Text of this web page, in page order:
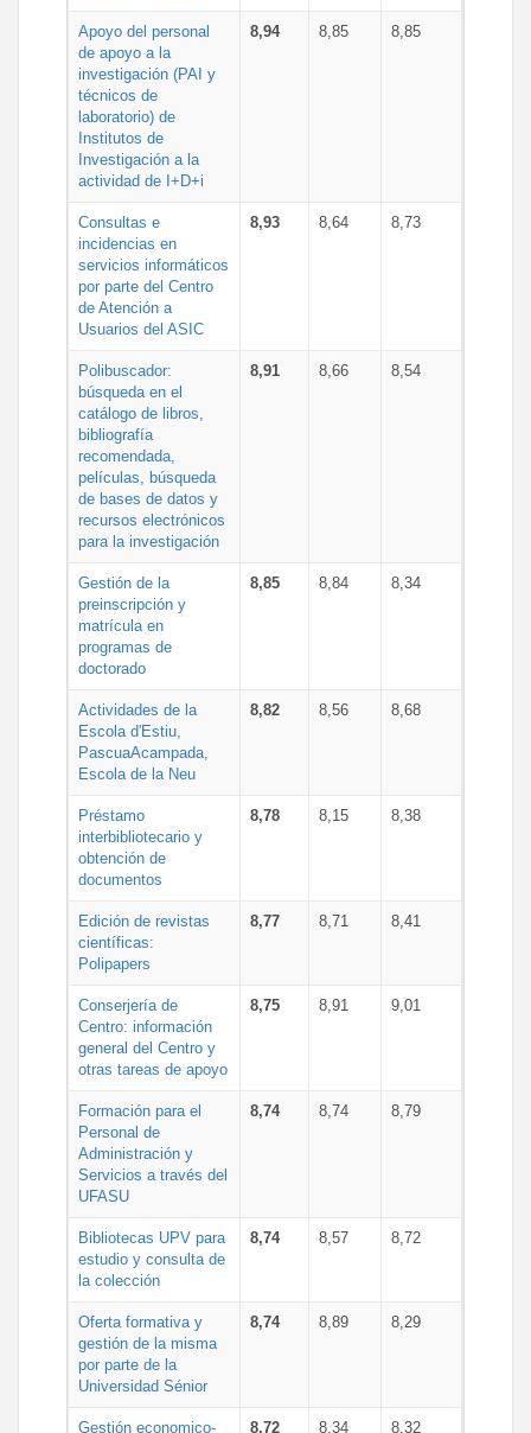
Apoyo del personal
de apoyo a la
investigación (PAI y
técnicos de
laboratorio) de
Institutos de
Investigación a la
actividad de I+D+i
8,94 8,85 8,85
Consultas e
incidencias en
servicios informáticos
por parte del Centro
de Atención a
Usuarios del ASIC
8,93 8,64 8,73
Polibuscador:
búsqueda en el
catálogo de libros,
bibliografía
recomendada,
películas, búsqueda
de bases de datos y
recursos electrónicos
para la investigación
8,91 8,66 8,54
Gestión de la
preinscripción y
matrícula en
programas de
doctorado
8,85 8,84 8,34
Actividades de la
Escola d'Estiu,
PascuaAcampada,
Escola de la Neu
8,82 8,56 8,68
Préstamo
interbibliotecario y
obtención de
documentos
8,78 8,15 8,38
Edición de revistas
científicas:
Polipapers
8,77 8,71 8,41
Conserjería de
Centro: información
general del Centro y
otras tareas de apoyo
8,75 8,91 9,01
Formación para el
Personal de
Administración y
Servicios a través del
UFASU
8,74 8,74 8,79
Bibliotecas UPV para
estudio y consulta de
la colección
8,74 8,57 8,72
Oferta formativa y
gestión de la misma
por parte de la
Universidad Sénior
8,74 8,89 8,29
Gestión economico- 8,72 8,34 8,32